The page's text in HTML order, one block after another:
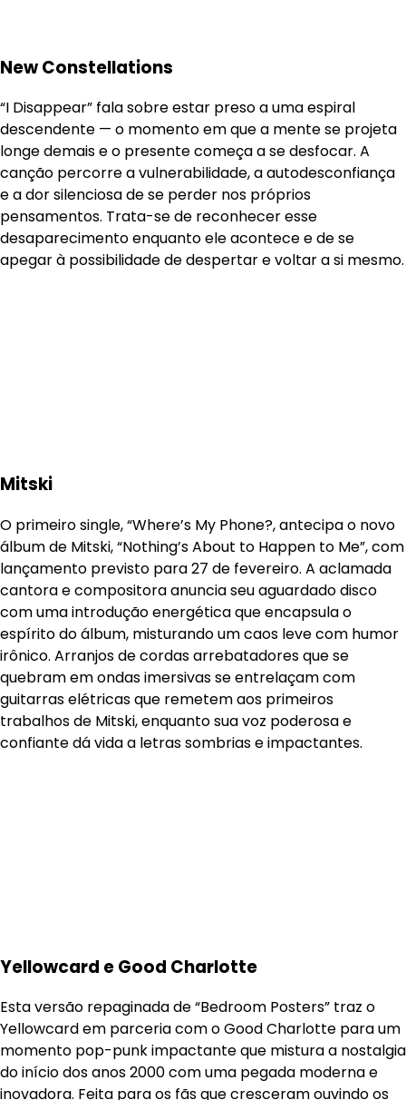
New Constellations
“I Disappear” fala sobre estar preso a uma espiral
descendente — o momento em que a mente se projeta
longe demais e o presente começa a se desfocar. A
canção percorre a vulnerabilidade, a autodesconfiança
e a dor silenciosa de se perder nos próprios
pensamentos. Trata-se de reconhecer esse
desaparecimento enquanto ele acontece e de se
apegar à possibilidade de despertar e voltar a si mesmo.
Mitski
O primeiro single, “Where’s My Phone?, antecipa o novo
álbum de Mitski, “Nothing’s About to Happen to Me”, com
lançamento previsto para 27 de fevereiro. A aclamada
cantora e compositora anuncia seu aguardado disco
com uma introdução energética que encapsula o
espírito do álbum, misturando um caos leve com humor
irônico. Arranjos de cordas arrebatadores que se
quebram em ondas imersivas se entrelaçam com
guitarras elétricas que remetem aos primeiros
trabalhos de Mitski, enquanto sua voz poderosa e
confiante dá vida a letras sombrias e impactantes.
Yellowcard e Good Charlotte
Esta versão repaginada de “Bedroom Posters” traz o
Yellowcard em parceria com o Good Charlotte para um
momento pop-punk impactante que mistura a nostalgia
do início dos anos 2000 com uma pegada moderna e
inovadora. Feita para os fãs que cresceram ouvindo os